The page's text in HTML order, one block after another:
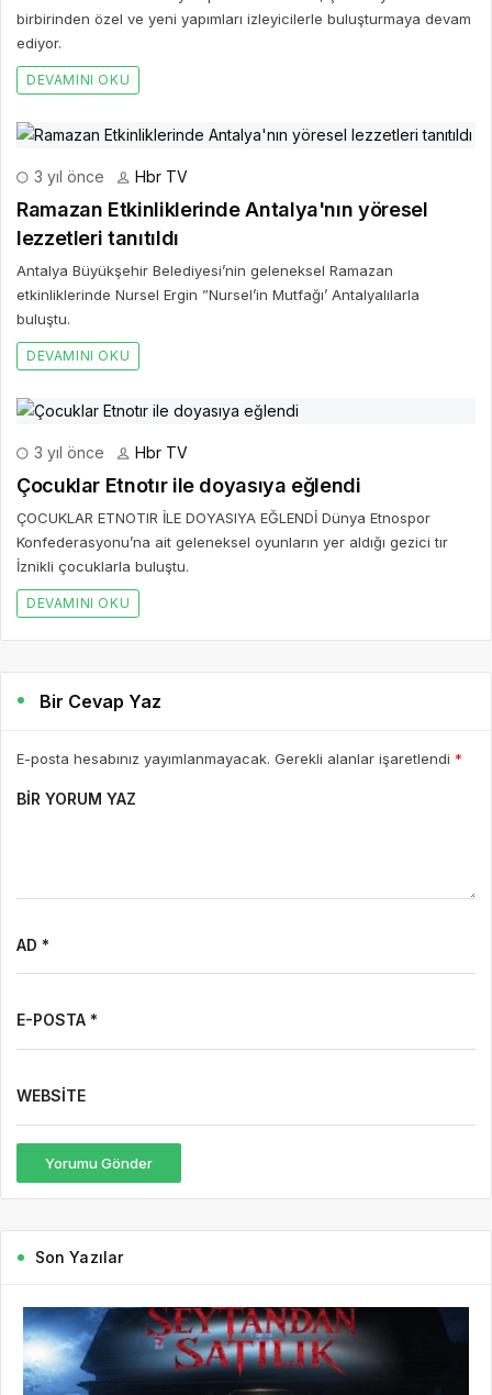
birbirinden özel ve yeni yapımları izleyicilerle buluşturmaya devam
ediyor.
DEVAMINI OKU
3 yıl önce Hbr TV
Ramazan Etkinliklerinde Antalya'nın yöresel
lezzetleri tanıtıldı
Antalya Büyükşehir Belediyesi’nin geleneksel Ramazan
etkinliklerinde Nursel Ergin ”Nursel’in Mutfağı’ Antalyalılarla
buluştu.
DEVAMINI OKU
3 yıl önce Hbr TV
Çocuklar Etnotır ile doyasıya eğlendi
ÇOCUKLAR ETNOTIR İLE DOYASIYA EĞLENDİ Dünya Etnospor
Konfederasyonu’na ait geleneksel oyunların yer aldığı gezici tır
İznikli çocuklarla buluştu.
DEVAMINI OKU
Bir Cevap Yaz
E-posta hesabınız yayımlanmayacak. Gerekli alanlar işaretlendi *
BIR YORUM YAZ
AD *
E-POSTA *
WEBSITE
Yorumu Gönder
Son Yazılar